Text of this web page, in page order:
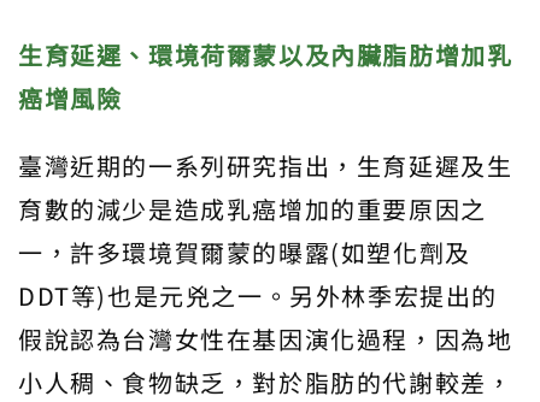
生育延遲、環境荷爾蒙以及內臟脂肪增加乳
癌增風險
臺灣近期的一系列研究指出，生育延遲及生
育數的減少是造成乳癌增加的重要原因之
一，許多環境賀爾蒙的曝露(如塑化劑及
DDT等)也是元兇之一。另外林季宏提出的
假說認為台灣女性在基因演化過程，因為地
小人稠、食物缺乏，對於脂肪的代謝較差，